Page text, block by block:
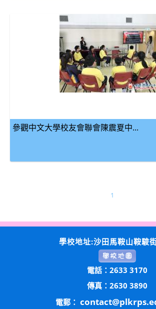
參觀中文大學校友會聯會陳震夏中...
1
學校地址:沙田馬鞍山鞍駿
電話：2633 3170
傳真：2630 3890
電郵：